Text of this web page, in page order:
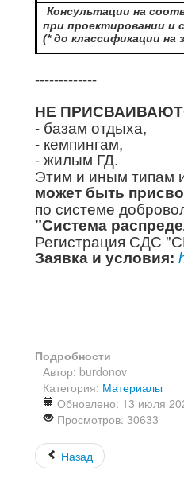
Консультации на
при проектировании и
(* до классификации на
-------------
НЕ
- базам отдыха,
- кемпингам,
- жилым ГД.
Этим и иным типам
может быть
по системе
"Система
Регистрация СДС
Заявка и условия:
Подробности
Автор: burdonov
Категория: Материалы
Обновлено: 13 июля
Просмотров: 30633
Назад